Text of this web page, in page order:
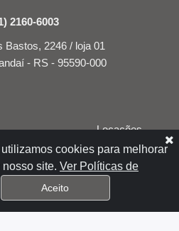
2160-6003
Bastos, 2246 / loja 01
- RS - 95590-000
Locações
Vendas
Condomínio
Contato
utilizamos cookies para melhorar
site. Ver Políticas de
Aceito